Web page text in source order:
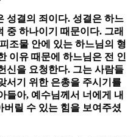
성결의 죄이다. 성결은 하느
중 하나이기 때문이다. 그래
조물 안에 있는 하느님의 형
이유 때문에 하느님은 전 인
신을 요청한다. 그는 사람들
서기 위한 은총을 주시기를
들아, 예수님께서 너에게 내
릴 수 있는 힘을 보여주셨